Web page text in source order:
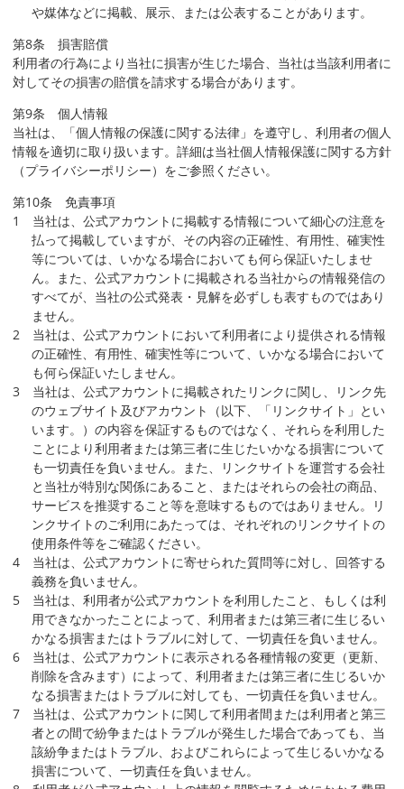
や媒体などに掲載、展示、または公表することがあります。
第8条 損害賠償
利用者の行為により当社に損害が生じた場合、当社は当該利用者に
対してその損害の賠償を請求する場合があります。
第9条 個人情報
当社は、「個人情報の保護に関する法律」を遵守し、利用者の個人
情報を適切に取り扱います。詳細は当社個人情報保護に関する方針
（プライバシーポリシー）をご参照ください。
第10条 免責事項
1 当社は、公式アカウントに掲載する情報について細心の注意を
払って掲載していますが、その内容の正確性、有用性、確実性
等については、いかなる場合においても何ら保証いたしませ
ん。また、公式アカウントに掲載される当社からの情報発信の
すべてが、当社の公式発表・見解を必ずしも表すものではあり
ません。
2 当社は、公式アカウントにおいて利用者により提供される情報
の正確性、有用性、確実性等について、いかなる場合において
も何ら保証いたしません。
3 当社は、公式アカウントに掲載されたリンクに関し、リンク先
のウェブサイト及びアカウント（以下、「リンクサイト」とい
います。）の内容を保証するものではなく、それらを利用した
ことにより利用者または第三者に生じたいかなる損害について
も一切責任を負いません。また、リンクサイトを運営する会社
と当社が特別な関係にあること、またはそれらの会社の商品、
サービスを推奨すること等を意味するものではありません。リ
ンクサイトのご利用にあたっては、それぞれのリンクサイトの
使用条件等をご確認ください。
4 当社は、公式アカウントに寄せられた質問等に対し、回答する
義務を負いません。
5 当社は、利用者が公式アカウントを利用したこと、もしくは利
用できなかったことによって、利用者または第三者に生じるい
かなる損害またはトラブルに対して、一切責任を負いません。
6 当社は、公式アカウントに表示される各種情報の変更（更新、
削除を含みます）によって、利用者または第三者に生じるいか
なる損害またはトラブルに対しても、一切責任を負いません。
7 当社は、公式アカウントに関して利用者間または利用者と第三
者との間で紛争またはトラブルが発生した場合であっても、当
該紛争またはトラブル、およびこれらによって生じるいかなる
損害について、一切責任を負いません。